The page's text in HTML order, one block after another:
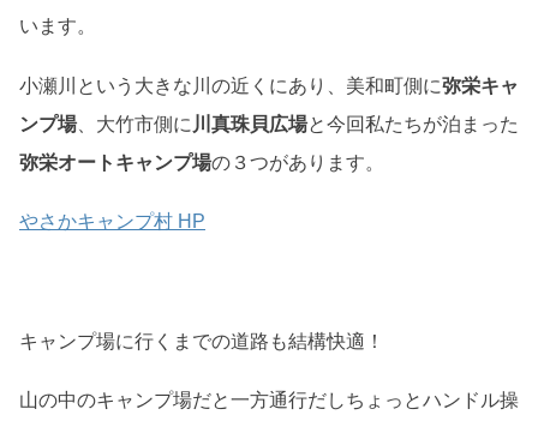
います。
小瀬川という大きな川の近くにあり、美和町側に弥栄キャ
ンプ場、大竹市側に 川真珠貝広場と今回私たちが泊まった
弥栄オートキャンプ場の３つがあります。
やさかキャンプ村 HP
キャンプ場に行くまでの道路も結構快適！
山の中のキャンプ場だと一方通行だしちょっとハンドル操